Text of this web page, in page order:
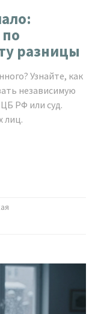
разницы
Узнайте, как
независимую
РФ или суд.
лиц.